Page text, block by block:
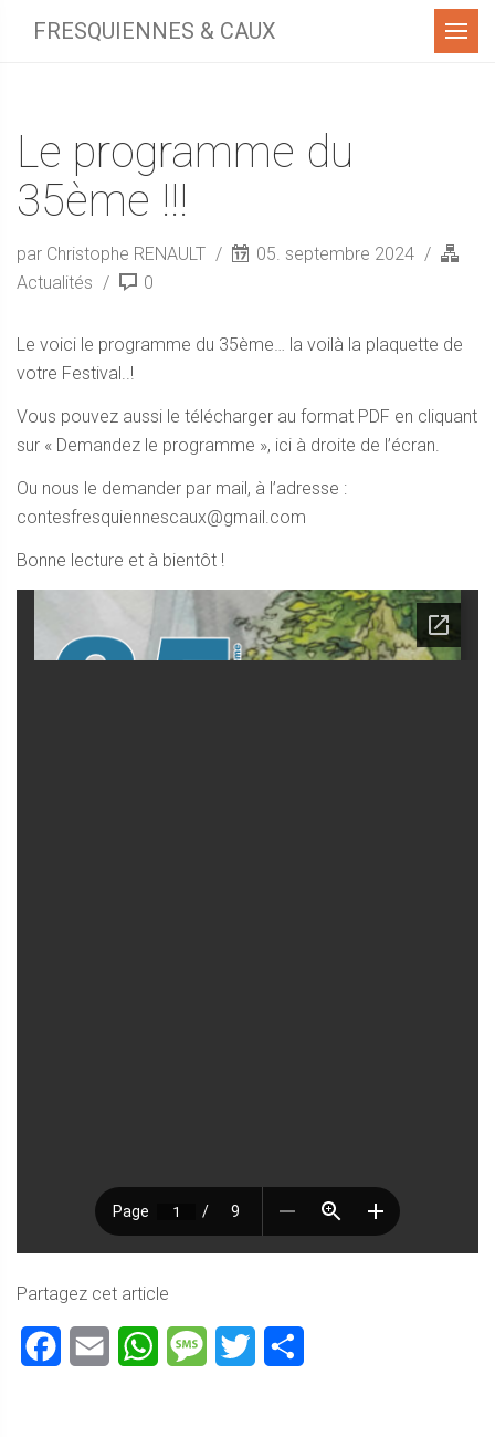
FRESQUIENNES & CAUX Menu
Le programme du
35ème !!!
par Christophe RENAULT
05. septembre 2024
Actualités
0
Le voici le programme du 35ème… la voilà la plaquette de
votre Festival..!
Vous pouvez aussi le télécharger au format PDF en cliquant
sur « Demandez le programme », ici à droite de l’écran.
Ou nous le demander par mail, à l’adresse :
contesfresquiennescaux@gmail.com
Bonne lecture et à bientôt !
Partagez cet article
Facebook
Email WhatsAppMessageTwitter